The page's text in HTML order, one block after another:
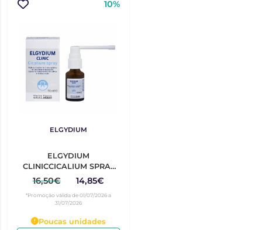
10%
ELGYDIUM
ELGYDIUM
CLINICCICALIUM SPRAY
15ML
16,50€ 14,85€
*Promoção válida de 01/07/2026 a
31/07/2026
Poucas unidades